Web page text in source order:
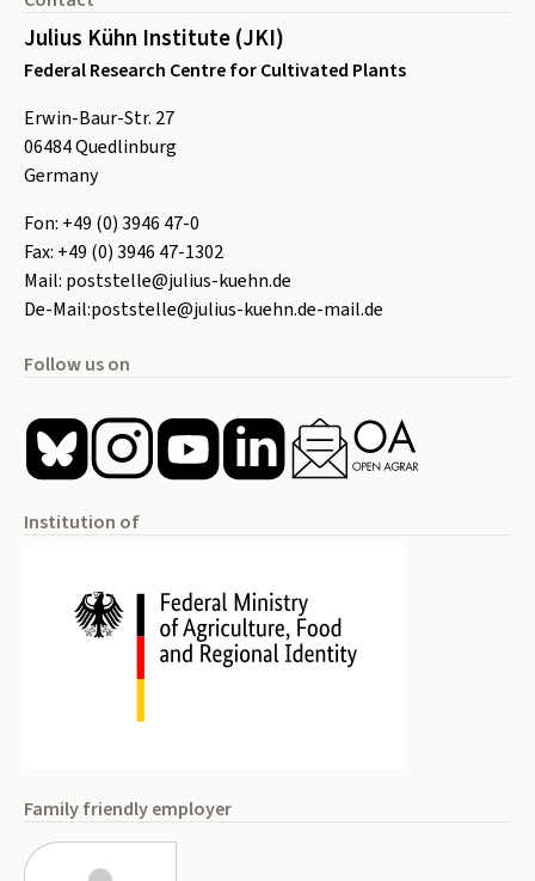
Julius Kühn Institute (JKI)
Federal Research Centre for Cultivated Plants
Erwin-Baur-Str. 27
06484Quedlinburg
Germany
Fon: +49 (0) 3946 47-0
Fax: +49 (0) 3946 47-1302
Mail: poststelle@julius-kuehn.de
De-Mail:poststelle@julius-kuehn.de-mail.de
Follow us on
Institution of
Family friendly employer